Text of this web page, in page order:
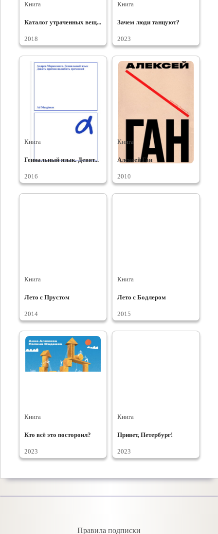
Книга
Каталог утраченных вещ...
2018
Книга
Зачем люди танцуют?
2023
Книга
Гениальный язык. Девят...
2016
Книга
Алексей Ган
2010
Книга
Лето с Прустом
2014
Книга
Лето с Бодлером
2015
Книга
Кто всё это постороил?
2023
Книга
Привет, Петербург!
2023
Правила подписки